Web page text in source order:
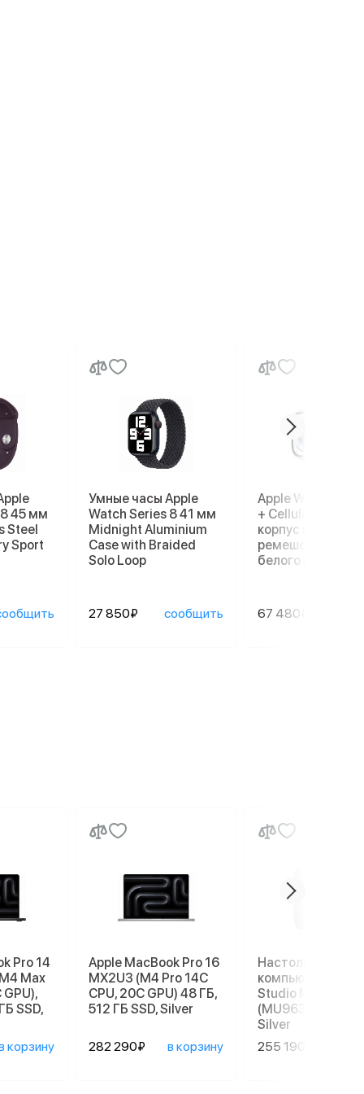
45 мм
Steel
Sport
Умные часы Apple
Watch Series 8 41 мм
Midnight Aluminium
Case with Braided
Solo Loop
27 850₽ сообщить
Apple Watch Ultra
+ Cellular, 49 мм,
корпус из титана,
ремешок Ocean
белого цвета
67 480₽
Pro 14
Max
GPU),
SSD,
корзину
Apple MacBook Pro 16
MX2U3 (M4 Pro 14C
CPU, 20C GPU) 48 ГБ,
512 ГБ SSD, Silver
282 290₽ в корзину
Настольный
компьютер
Studio M4 Max
(MU963), 36/512
Silver
255 190₽